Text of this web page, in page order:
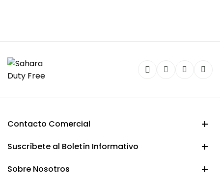
Contacto Comercial
Suscríbete al Boletín Informativo
Sobre Nosotros